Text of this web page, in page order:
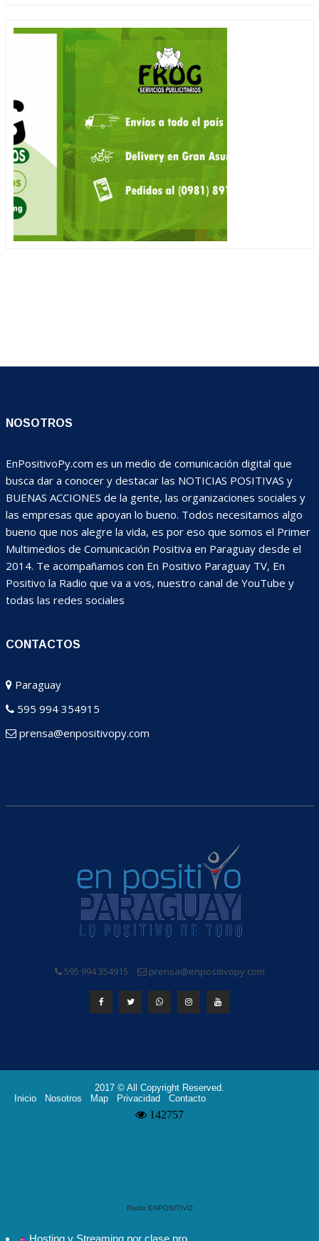
NOSOTROS
EnPositivoPy.com es un medio de comunicación digital que
busca dar a conocer y destacar las NOTICIAS POSITIVAS y
BUENAS ACCIONES de la gente, las organizaciones sociales y
las empresas que apoyan lo bueno. Todos necesitamos algo
bueno que nos alegre la vida, es por eso que somos el Primer
Multimedios de Comunicación Positiva en Paraguay desde el
2014. Te acompañamos con En Positivo Paraguay TV, En
Positivo la Radio que va a vos, nuestro canal de YouTube y
todas las redes sociales
CONTACTOS
Paraguay
595 994 354915
prensa@enpositivopy.com
595 994 354915 prensa@enpositivopy.com
2017 © All Copyright Reserved.
Inicio
Nosotros Map Privacidad Contacto
Radio ENPOSITIVO
Hosting y Streaming por clase.pro